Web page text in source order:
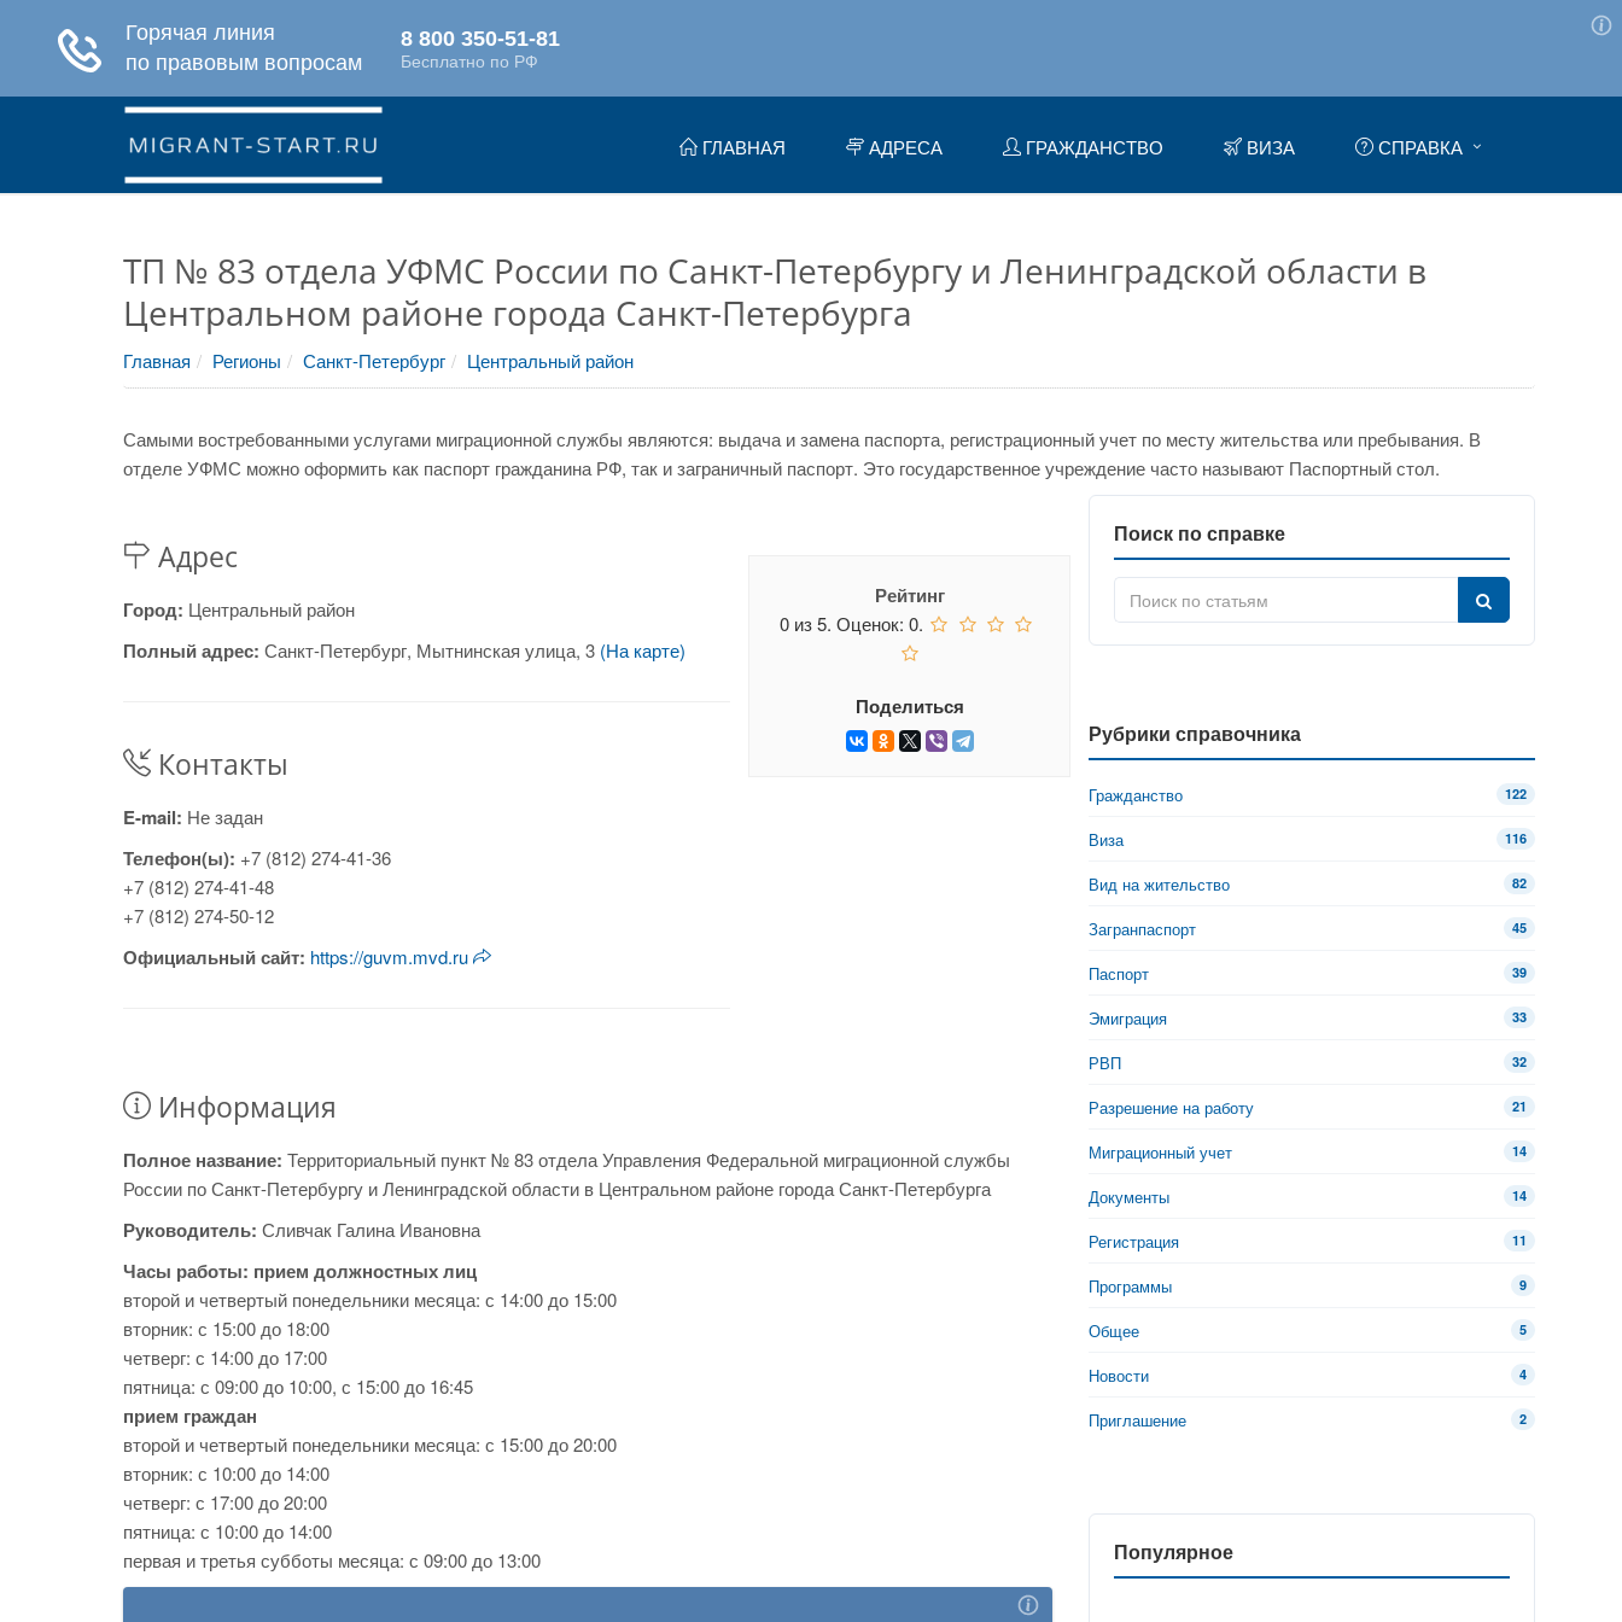
ГЛАВНАЯ АДРЕСА ГРАЖДАНСТВО ВИЗА СПРАВКА
ТП № 83 отдела УФМС России по Санкт-Петербургу и Ленинградской области в
Центральном районе города Санкт-Петербурга
Главная Регионы Санкт-Петербург Центральный район
Самыми востребованными услугами миграционной службы являются: выдача и замена паспорта, регистрационный учет по месту жительства или пребывания. В
отделе УФМС можно оформить как паспорт гражданина РФ, так и заграничный паспорт. Это государственное учреждение часто называют Паспортный стол.
Адрес
Город: Центральный район
Полный адрес: Санкт-Петербург, Мытнинская улица, 3 (На карте)
Контакты
E-mail: Не задан
Телефон(ы): +7 (812) 274-41-36
+7 (812) 274-41-48
+7 (812) 274-50-12
Официальный сайт: https://guvm.mvd.ru
Рейтинг
0из5. Оценок: 0.
Поделиться
Информация
Полное название: Территориальный пункт № 83 отдела Управления Федеральной миграционной службы
России по Санкт-Петербургу и Ленинградской области в Центральном районе города Санкт-Петербурга
Руководитель: Сливчак Галина Ивановна
Часы работы: прием должностных лиц
второй и четвертый понедельники месяца: с 14:00 до 15:00
вторник: с 15:00 до 18:00
четверг: с 14:00 до 17:00
пятница: с 09:00 до 10:00, с 15:00 до 16:45
прием граждан
второй и четвертый понедельники месяца: с 15:00 до 20:00
вторник: с 10:00 до 14:00
четверг: с 17:00 до 20:00
пятница: с 10:00 до 14:00
первая и третья субботы месяца: с 09:00 до 13:00
Поиск по справке
Рубрики справочника
Гражданство 122
Виза 116
Вид на жительство 82
Загранпаспорт 45
Паспорт 39
Эмиграция 33
РВП 32
Разрешение на работу 21
Миграционный учет 14
Документы 14
Регистрация 11
Программы 9
Общее 5
Новости 4
Приглашение 2
Популярное